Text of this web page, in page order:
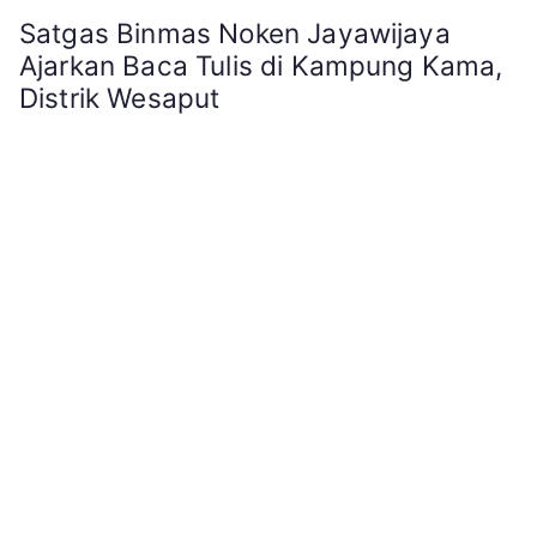
Satgas Binmas Noken Jayawijaya
Ajarkan Baca Tulis di Kampung Kama,
Distrik Wesaput